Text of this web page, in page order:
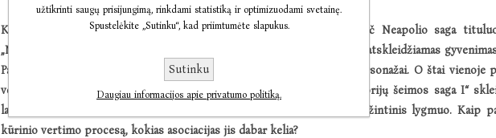
Ko gero, inomiausi tavo vertimai–Elenos Ferrantės kūriniai, ypač Neapolio saga
„Nuostabioji draugė“. Joje tikrai preciziš
mis ir subtilumais atskleidžiamas
Pats miestas vaizduojamas labai tikroviškai, be galo gyvi ir knygos personažai. Oštai vienoje
verstų knygų – Stefanios Auci istoriniame romane „Sicilijos liūtai. Florijų šeimos saga I“
laikmečio Italija, čia ir kur kas daugiau istorinio nuotolio, stiprus pažintinis lygmuo. Kaip
kūrinio vertimo procesą, kokias asociacijas jis dabar kelia?
užtikrinti saugų prisijungimą, rinkdami statistiką ir optimizuodami svetainę.
Spustelėkite „Sutinku“, kad priimtumėte slapukus.
Sutinku
Daugiau informacijos apie privatumo politiką.